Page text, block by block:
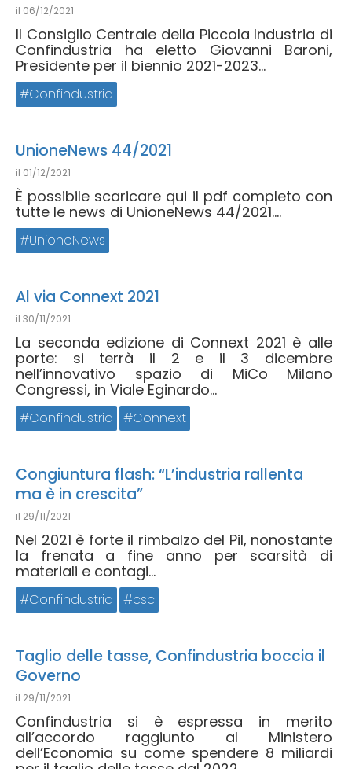
il 06/12/2021
Il Consiglio Centrale della Piccola Industria di
Confindustria ha eletto Giovanni Baroni,
Presidente per il biennio 2021-2023...
Confindustria
UnioneNews 44/2021
il 01/12/2021
È possibile scaricare qui il pdf completo con
tutte le news di UnioneNews 44/2021....
UnioneNews
Al via Connext 2021
il 30/11/2021
La seconda edizione di Connext 2021 è alle
porte: si terrà il 2 e il 3 dicembre
nell’innovativo spazio di MiCo Milano
Congressi, in Viale Eginardo...
Confindustria Connext
Congiuntura flash: “L’industria rallenta
ma è in crescita”
il 29/11/2021
Nel 2021 è forte il rimbalzo del Pil, nonostante
la frenata a fine anno per scarsità di
materiali e contagi...
Confindustria csc
Taglio delle tasse, Confindustria boccia il
Governo
il 29/11/2021
Confindustria si è espressa in merito
all’accordo raggiunto al Ministero
dell’Economia su come spendere 8 miliardi